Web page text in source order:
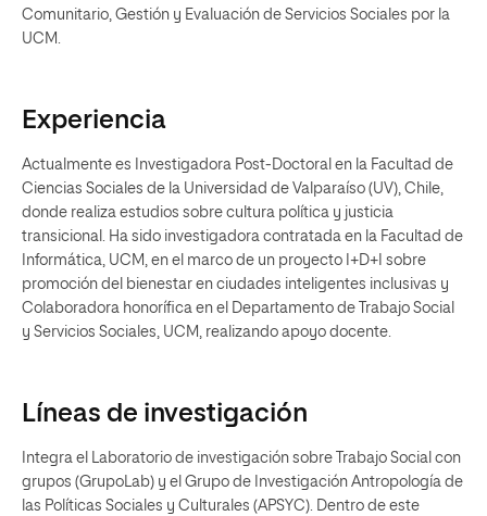
Comunitario, Gestión y Evaluación de Servicios Sociales por la
UCM.
Experiencia
Actualmente es Investigadora Post-Doctoral en la Facultad de
Ciencias Sociales de la Universidad de Valparaíso (UV), Chile,
donde realiza estudios sobre cultura política y justicia
transicional. Ha sido investigadora contratada en la Facultad de
Informática, UCM, en el marco de un proyecto I+D+I sobre
promoción del bienestar en ciudades inteligentes inclusivas y
Colaboradora honorífica en el Departamento de Trabajo Social
y Servicios Sociales, UCM, realizando apoyo docente.
Líneas de investigación
Integra el Laboratorio de investigación sobre Trabajo Social con
grupos (GrupoLab) y el Grupo de Investigación Antropología de
las Políticas Sociales y Culturales (APSYC). Dentro de este